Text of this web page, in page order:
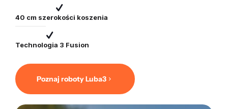
40 cm szerokości koszenia
Technologia 3 Fusion
Poznaj roboty Luba3